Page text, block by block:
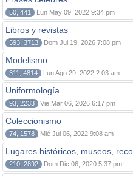
50, 441 Lun May 09, 2022 9:34 pm
Libros y revistas
593, 3713 Dom Jul 19, 2026 7:08 pm
Modelismo
311, 4814 Lun Ago 29, 2022 2:03 am
Uniformología
93, 2233 Vie Mar 06, 2026 6:17 pm
Coleccionismo
74, 1578 Mié Jul 06, 2022 9:08 am
Lugares históricos, museos,
210, 2892 Dom Dic 06, 2020 5:37 pm